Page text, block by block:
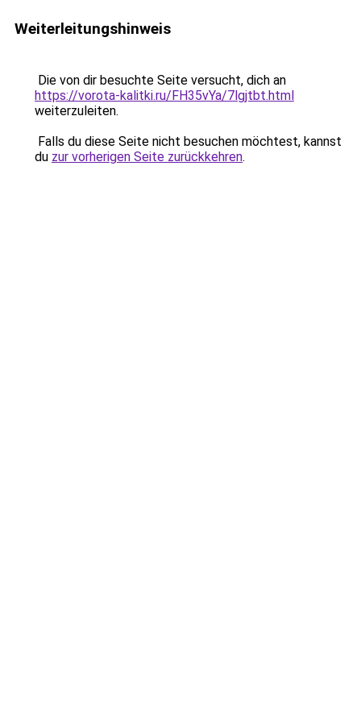
Weiterleitungshinweis
Die von dir besuchte Seite versucht, dich an
https://vorota-kalitki.ru/FH35vYa/7lgjtbt.html
weiterzuleiten.
Falls du diese Seite nicht besuchen möchtest, kannst
du zur vorherigen Seite zurückkehren.